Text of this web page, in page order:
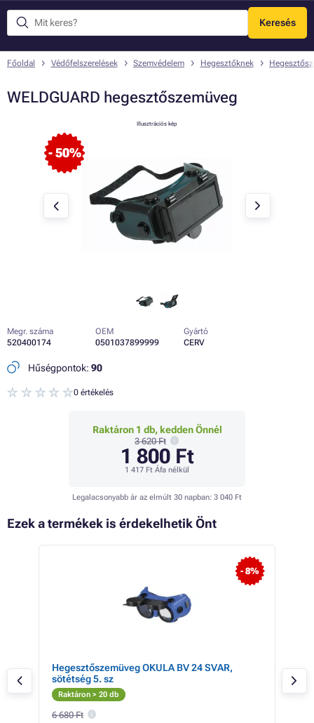
Keresés
Menü
Főoldal Védőfelszerelések Szemvédelem Hegesztőknek
WELDGUARD hegesztőszemüveg
- 50%
Illusztrációs kép
Megr. száma
520400174
OEM
0501037899999
Gyártó
CERV
Hűségpontok: 90
0 értékelés
Raktáron 1 db, kedden Önnél
3 620 Ft
1 800 Ft
1 417 Ft Áfa nélkül
Legalacsonyabb ár az elmúlt 30 napban: 3 040 Ft
Ezek a termékek is érdekelhetik Önt
- 8%
Hegesztőszemüveg OKULA BV 24 SVAR,
sötétség 5. sz
Raktáron > 20 db
6 680 Ft